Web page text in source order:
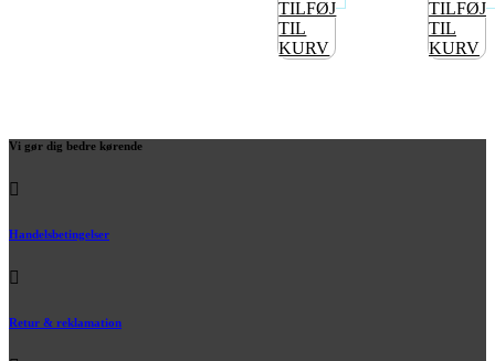
TILFØJ
TIL
KURV
TILFØJ
TIL
KURV
Vi gør dig bedre kørende
Handelsbetingelser
Retur & reklamation